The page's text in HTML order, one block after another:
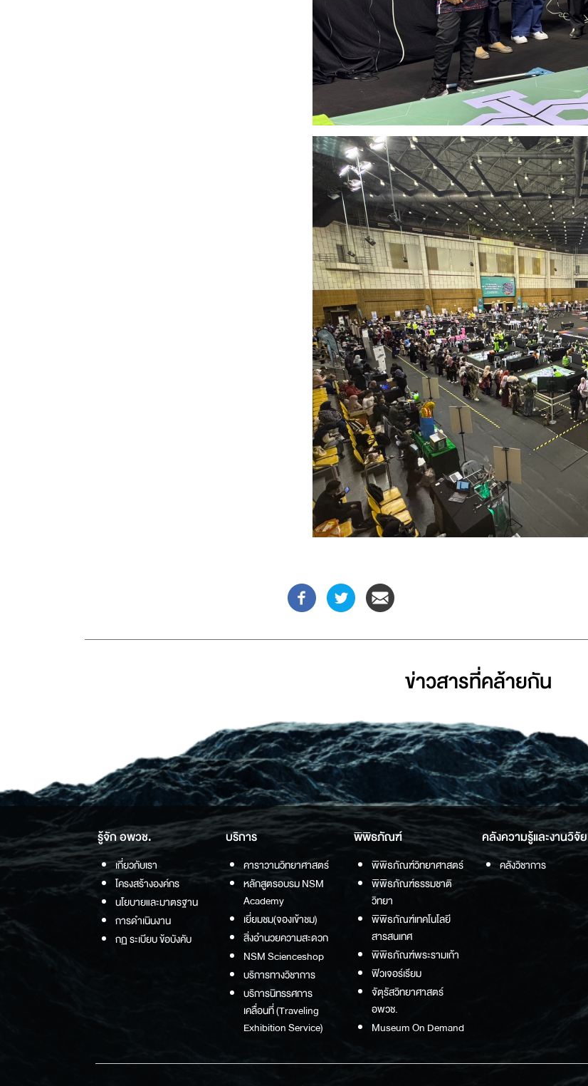
ข่าวสารที่่คล้ายกัน
รู้จัก อพวช.
เกี่ยวกับเรา
โครงสร้างองค์กร
นโยบายและมาตรฐาน
การดำเนินงาน
กฏ ระเบียบ ข้อบังคับ
บริการ
คาราวานวิทยาศาสตร์
หลักสูตรอบรม NSM
Academy
เยี่ยมชม(จองเข้าชม)
สิ่งอำนวยความสะดวก
NSM Scienceshop
บริการทางวิชาการ
บริการนิทรรศการ
เคลื่อนที่ (Traveling
Exhibition Service)
พิพิธภัณฑ์
พิพิธภัณฑ์วิทยาศาสตร์
พิพิธภัณฑ์ธรรมชาติ
วิทยา
พิพิธภัณฑ์เทคโนโลยี
สารสนเทศ
พิพิธภัณฑ์พระรามเก้า
ฟิวเจอร์เรียม
จัตุรัสวิทยาศาสตร์
อพวช.
Museum On Demand
คลังความรู้และงานวิจัย
คลังวิชาการ